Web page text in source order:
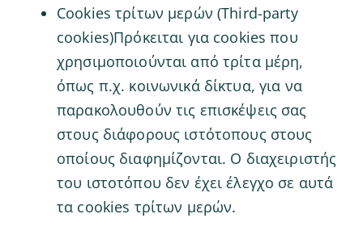
Cookies τρίτων μερών (Third-party
cookies)Πρόκειται για cookies που
χρησιμοποιούνται από τρίτα μέρη,
όπως π.χ. κοινωνικά δίκτυα, για να
παρακολουθούν τις επισκέψεις σας
στους διάφορους ιστότοπους στους
οποίους διαφημίζονται. Ο διαχειριστής
του ιστοτόπου δεν έχει έλεγχο σε αυτά
τα cookies τρίτων μερών.